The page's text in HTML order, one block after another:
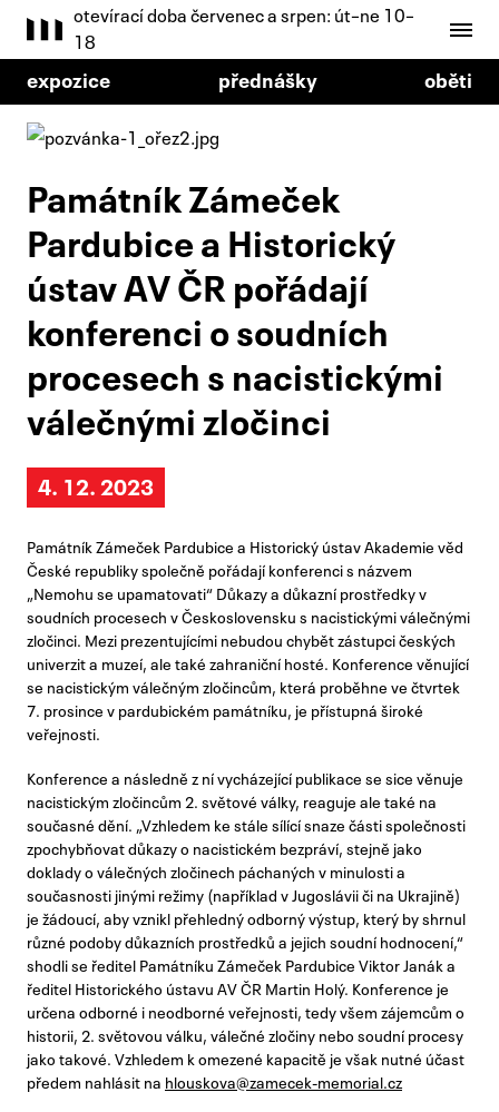
otevírací doba červenec a srpen: út–ne 10–
18
expozice přednášky oběti
Památník Zámeček
Pardubice a Historický
ústav AV ČR pořádají
konferenci o soudních
procesech s nacistickými
válečnými zločinci
4. 12. 2023
Památník Zámeček Pardubice a Historický ústav Akademie věd
České republiky společně pořádají konferenci s názvem
„Nemohu se upamatovati“ Důkazy a důkazní prostředky v
soudních procesech v Československu s nacistickými válečnými
zločinci. Mezi prezentujícími nebudou chybět zástupci českých
univerzit a muzeí, ale také zahraniční hosté. Konference věnující
se nacistickým válečným zločincům, která proběhne ve čtvrtek
7. prosince v pardubickém památníku, je přístupná široké
veřejnosti.
Konference a následně z ní vycházející publikace se sice věnuje
nacistickým zločincům 2. světové války, reaguje ale také na
současné dění. „Vzhledem ke stále sílící snaze části společnosti
zpochybňovat důkazy o nacistickém bezpráví, stejně jako
doklady o válečných zločinech páchaných v minulosti a
současnosti jinými režimy (například v Jugoslávii či na Ukrajině)
je žádoucí, aby vznikl přehledný odborný výstup, který by shrnul
různé podoby důkazních prostředků a jejich soudní hodnocení,“
shodli se ředitel Památníku Zámeček Pardubice Viktor Janák a
ředitel Historického ústavu AV ČR Martin Holý. Konference je
určena odborné i neodborné veřejnosti, tedy všem zájemcům o
historii, 2. světovou válku, válečné zločiny nebo soudní procesy
jako takové. Vzhledem k omezené kapacitě je však nutné účast
předem nahlásit na hlouskova@zamecek-memorial.cz